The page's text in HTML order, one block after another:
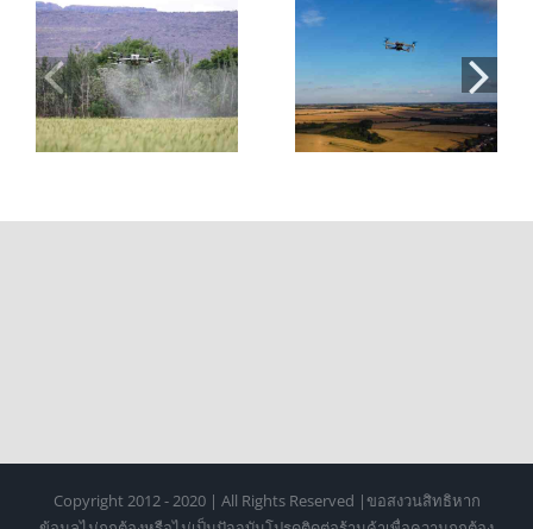
สอบใบอนุญาตบิน
โดรน 2026: ขั้น
ตอน ค่าใช้จ่าย
โดรนเพื่อ
การเกษตร: 7 ข้อดี
และประโยชน์ที่
ช่วยลดต้นทุนและ
Copyright 2012 - 2020 | All Rights Reserved |ขอสงวนสิทธิหาก